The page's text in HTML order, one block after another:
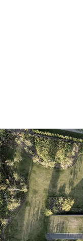
dom na skarpie